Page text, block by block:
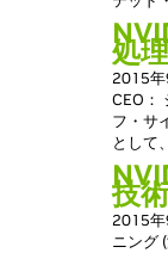
処
2015年
CEO：
フ・サ
として
技
2015年
ニング